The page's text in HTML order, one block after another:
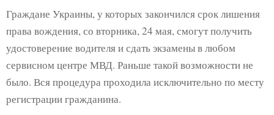
Граждане Украины, у которых закончился срок лишения
права вождения, со вторника, 24 мая, смогут получить
удостоверение водителя и сдать экзамены в любом
сервисном центре МВД. Раньше такой возможности не
было. Вся процедура проходила исключительно по месту
регистрации гражданина.